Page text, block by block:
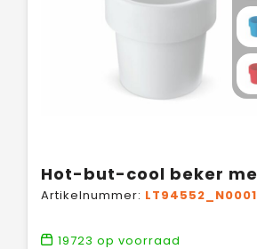
Artikelnummer: LT94552_N0001
19723 op voorraad